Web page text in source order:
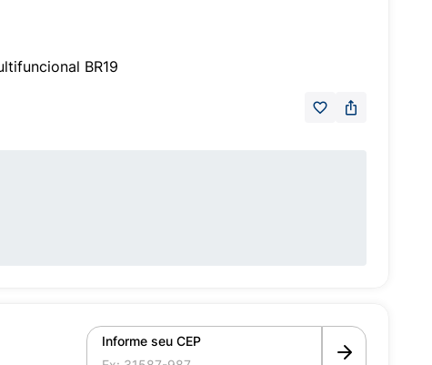
BR19
Informe seu CEP